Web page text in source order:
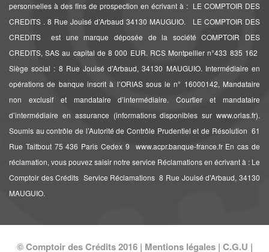
personnelles à des fins de prospection en écrivant à : LE COMPTOIR DES
CREDITS . 8 Rue Jouisé d’Arbaud 34130 MAUGUIO. LE COMPTOIR DES
CREDITS est une marque déposée de la société COMPTOIR DES
CREDITS, SAS au capital de 8 000 EUR. RCS Montpellier n°433 835 162 
Siège social : 8 Rue Jouisé d’Arbaud, 34130 MAUGUIO. Intermédiaire en
opérations de banque inscrit à l’ORIAS sous le n° 16000142, Mandataire
non exclusif et mandataire d’intermédiaire. Courtier et mandataire
d’intermédiaire en assurance (informations disponibles sur www.orias.fr).
Soumis au contrôle de l’Autorité de Contrôle Prudentiel et de Résolution  61
Rue Taitbout 75 436 Paris Cedex 9  www.acpr.banque-france.fr En cas de
réclamation, vous pouvez saisir notre service Réclamations en écrivant à : Le
Comptoir des Crédits  Service Réclamations  8 Rue Jouisé d’Arbaud, 34130
MAUGUIO.
© Comptoir des Crédits 2016 | Mentions légales| C.G.U |